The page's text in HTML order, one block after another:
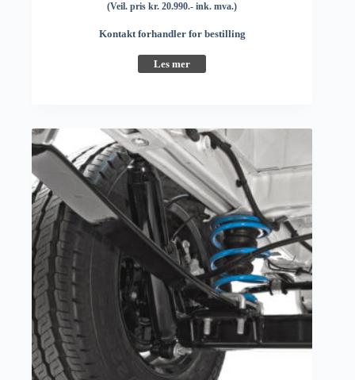
(Veil. pris kr. 20.990.- ink. mva.)
Kontakt forhandler for bestilling
Les mer